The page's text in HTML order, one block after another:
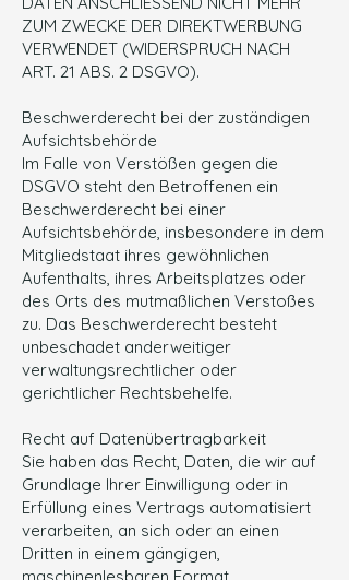
ZUM ZWECKE DER DIREKTWERBUNG
VERWENDET (WIDERSPRUCH NACH
ART. 21 ABS. 2 DSGVO).
Beschwerderecht bei der zuständigen
Aufsichtsbehörde
Im Falle von Verstößen gegen die
DSGVO steht den Betroffenen ein
Beschwerderecht bei einer
Aufsichtsbehörde, insbesondere in dem
Mitgliedstaat ihres gewöhnlichen
Aufenthalts, ihres Arbeitsplatzes oder
des Orts des mutmaßlichen Verstoßes
zu. Das Beschwerderecht besteht
unbeschadet anderweitiger
verwaltungsrechtlicher oder
gerichtlicher Rechtsbehelfe.
Recht auf Datenübertragbarkeit
Sie haben das Recht, Daten, die wir auf
Grundlage Ihrer Einwilligung oder in
Erfüllung eines Vertrags automatisiert
verarbeiten, an sich oder an einen
Dritten in einem gängigen,